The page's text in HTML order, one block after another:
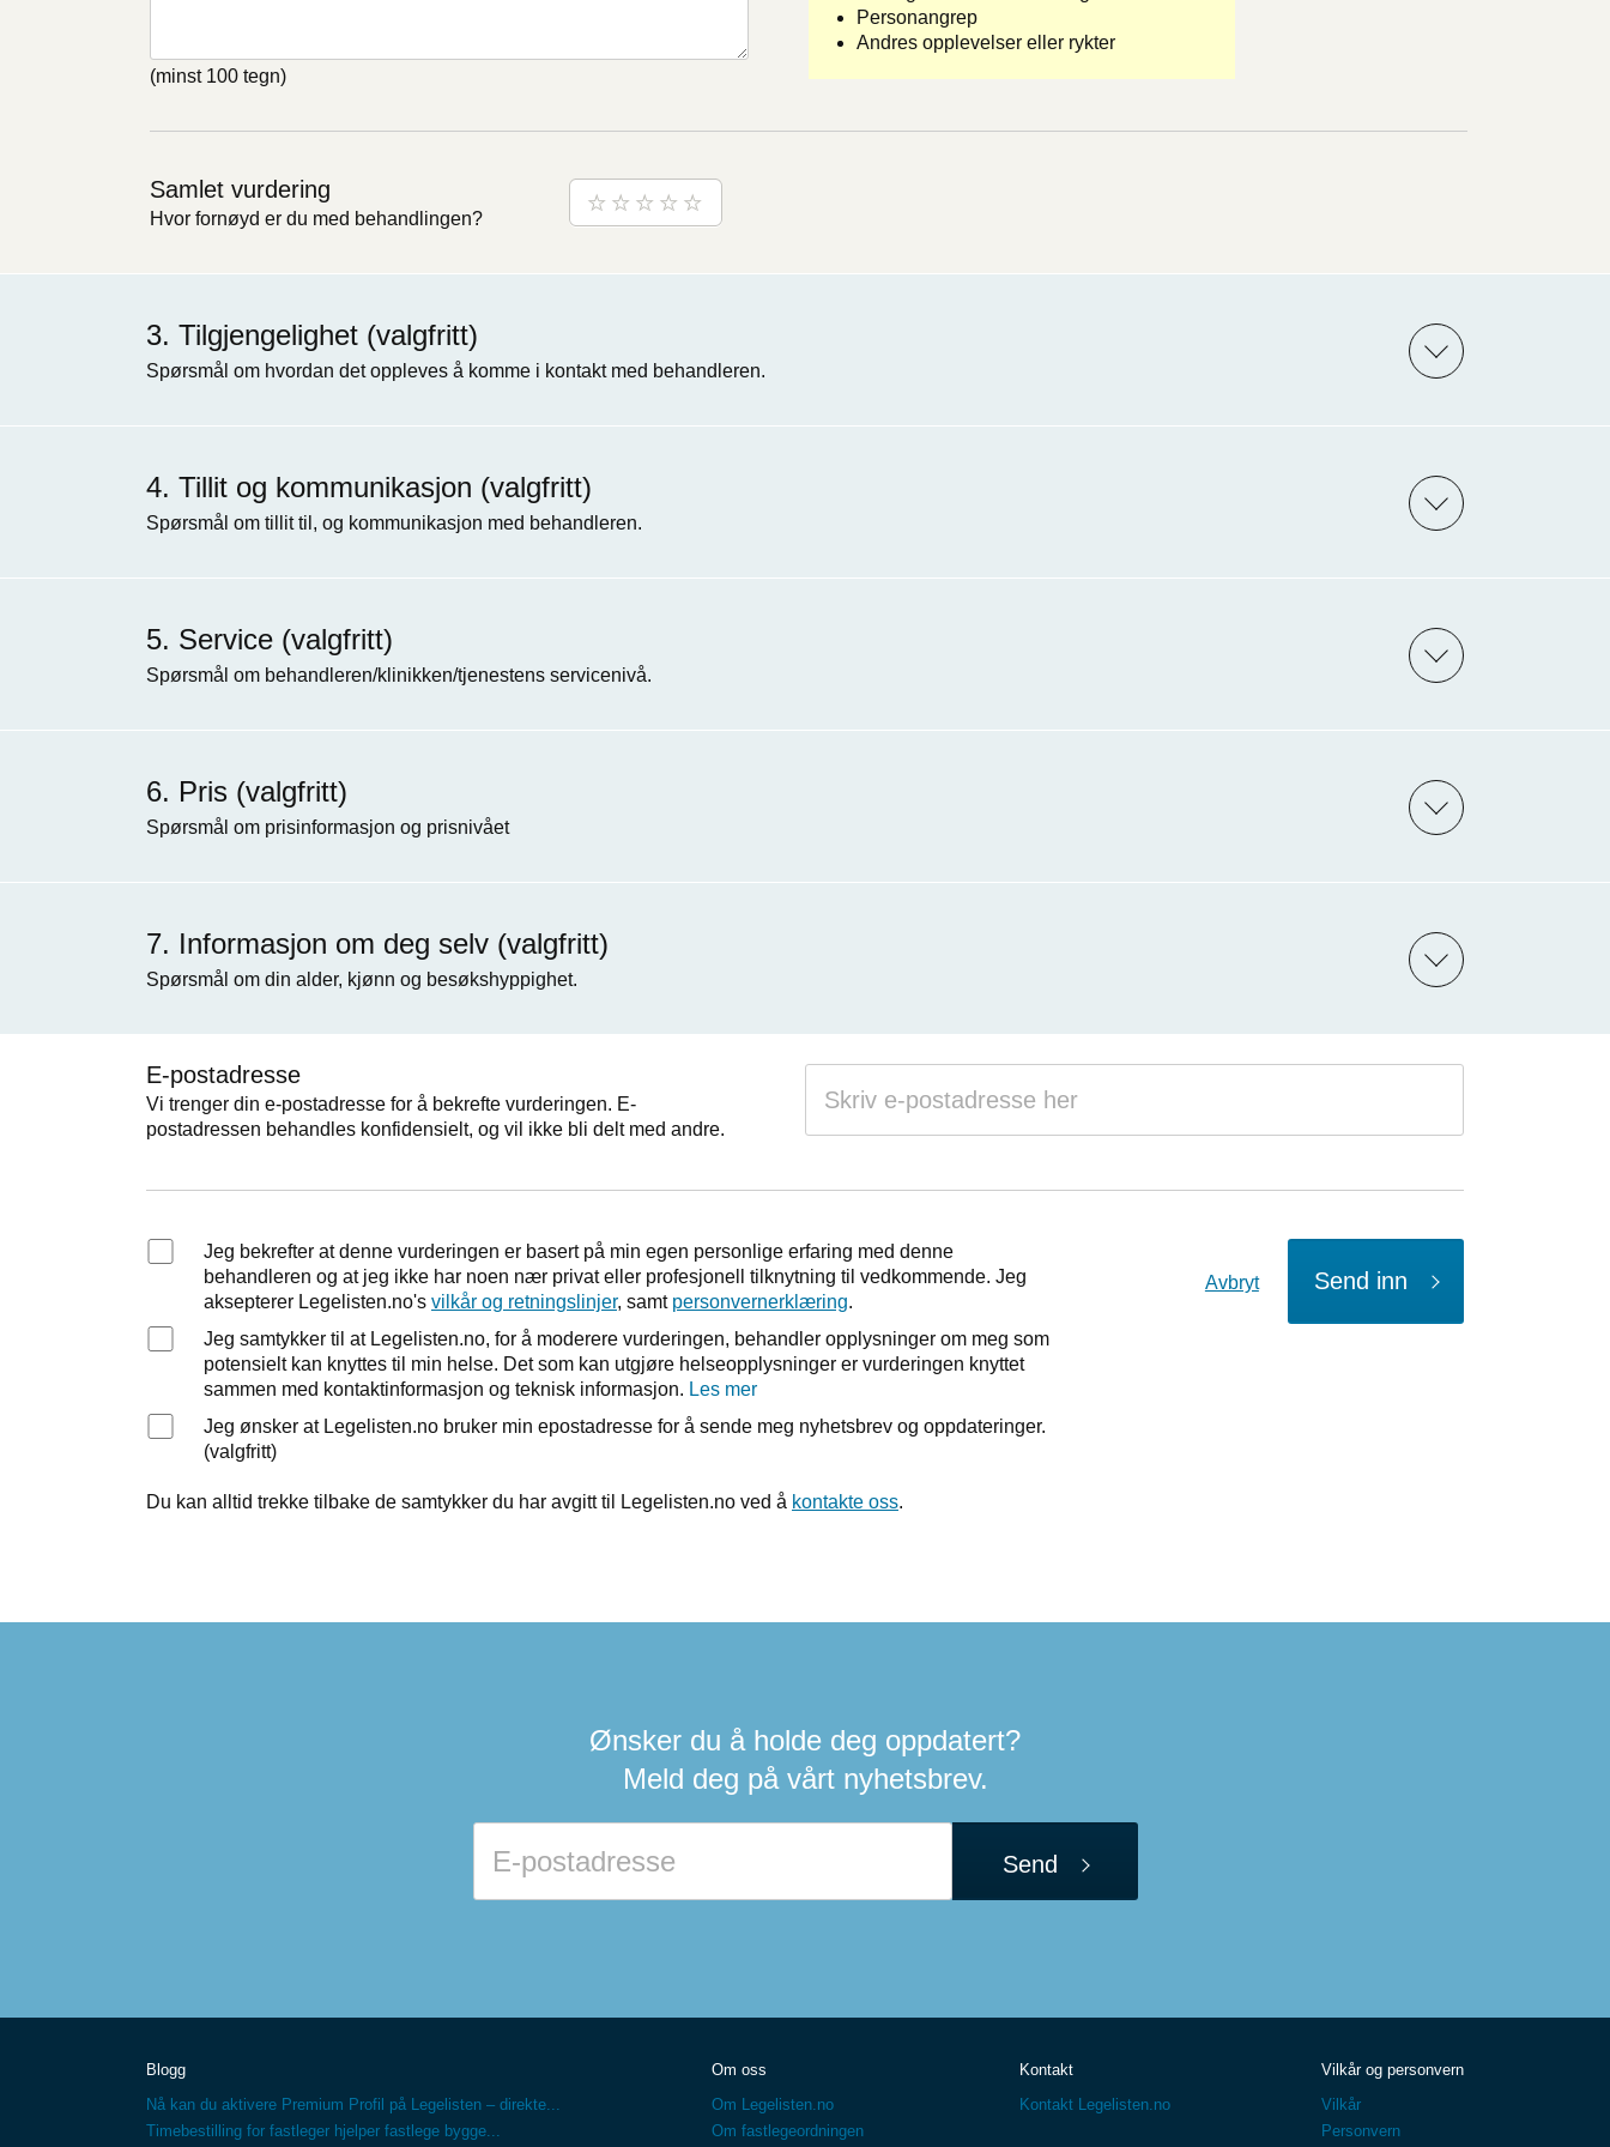
(minst 100 tegn)
Personangrep
Andres opplevelser eller rykter
Samlet vurdering
Hvor fornøyd er du med behandlingen?
Tilgjengelighet (valgfritt)
Spørsmål om hvordan det oppleves å komme i kontakt med behandleren.
Tillit og kommunikasjon (valgfritt)
Spørsmål om tillit til, og kommunikasjon med behandleren.
Service (valgfritt)
Spørsmål om behandleren/klinikken/tjenestens servicenivå.
Pris (valgfritt)
Spørsmål om prisinformasjon og prisnivået
Informasjon om deg selv (valgfritt)
Spørsmål om din alder, kjønn og besøkshyppighet.
E-postadresse
Vi trenger din e-postadresse for å bekrefte vurderingen. E-
postadressen behandles konfidensielt, og vil ikke bli delt med andre.
Jeg bekrefter at denne vurderingen er basert på min egen personlige erfaring med denne
behandleren og at jeg ikke har noen nær privat eller profesjonell tilknytning til vedkommende. Jeg
aksepterer Legelisten.no's vilkår og retningslinjer, samt personvernerklæring.
Jeg samtykker til at Legelisten.no, for å moderere vurderingen, behandler opplysninger om meg som
potensielt kan knyttes til min helse. Det som kan utgjøre helseopplysninger er vurderingen knyttet
sammen med kontaktinformasjon og teknisk informasjon. Les mer
Jeg ønsker at Legelisten.no bruker min epostadresse for å sende meg nyhetsbrev og oppdateringer.
(valgfritt)
Du kan alltid trekke tilbake de samtykker du har avgitt til Legelisten.no ved å kontakte oss.
Avbryt Send inn
Ønsker du å holde deg oppdatert?
Meld deg på vårt nyhetsbrev.
Send
Blogg
Nå kan du aktivere Premium Profil på Legelisten – direkte...
Timebestilling for fastleger hjelper fastlege bygge...
Om oss
Om Legelisten.no
Om fastlegeordningen
Kontakt
Kontakt Legelisten.no
Vilkår og personvern
Vilkår
Personvern